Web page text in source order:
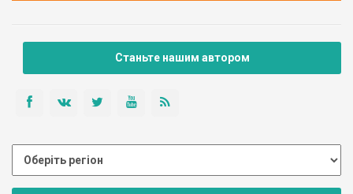
Станьте нашим автором